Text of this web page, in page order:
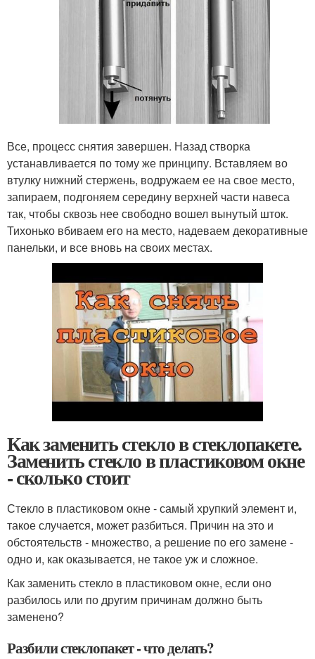
Все, процесс снятия завершен. Назад створка
устанавливается по тому же принципу. Вставляем во
втулку нижний стержень, водружаем ее на свое место,
запираем, подгоняем середину верхней части навеса
так, чтобы сквозь нее свободно вошел вынутый шток.
Тихонько вбиваем его на место, надеваем декоративные
панельки, и все вновь на своих местах.
Как заменить стекло в стеклопакете.
Заменить стекло в пластиковом окне
- сколько стоит
Стекло в пластиковом окне - самый хрупкий элемент и,
такое случается, может разбиться. Причин на это и
обстоятельств - множество, а решение по его замене -
одно и, как оказывается, не такое уж и сложное.
Как заменить стекло в пластиковом окне, если оно
разбилось или по другим причинам должно быть
заменено?
Разбили стеклопакет - что делать?